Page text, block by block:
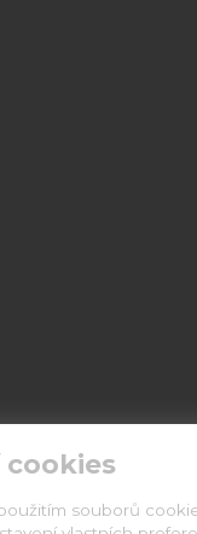
cookies
souborů